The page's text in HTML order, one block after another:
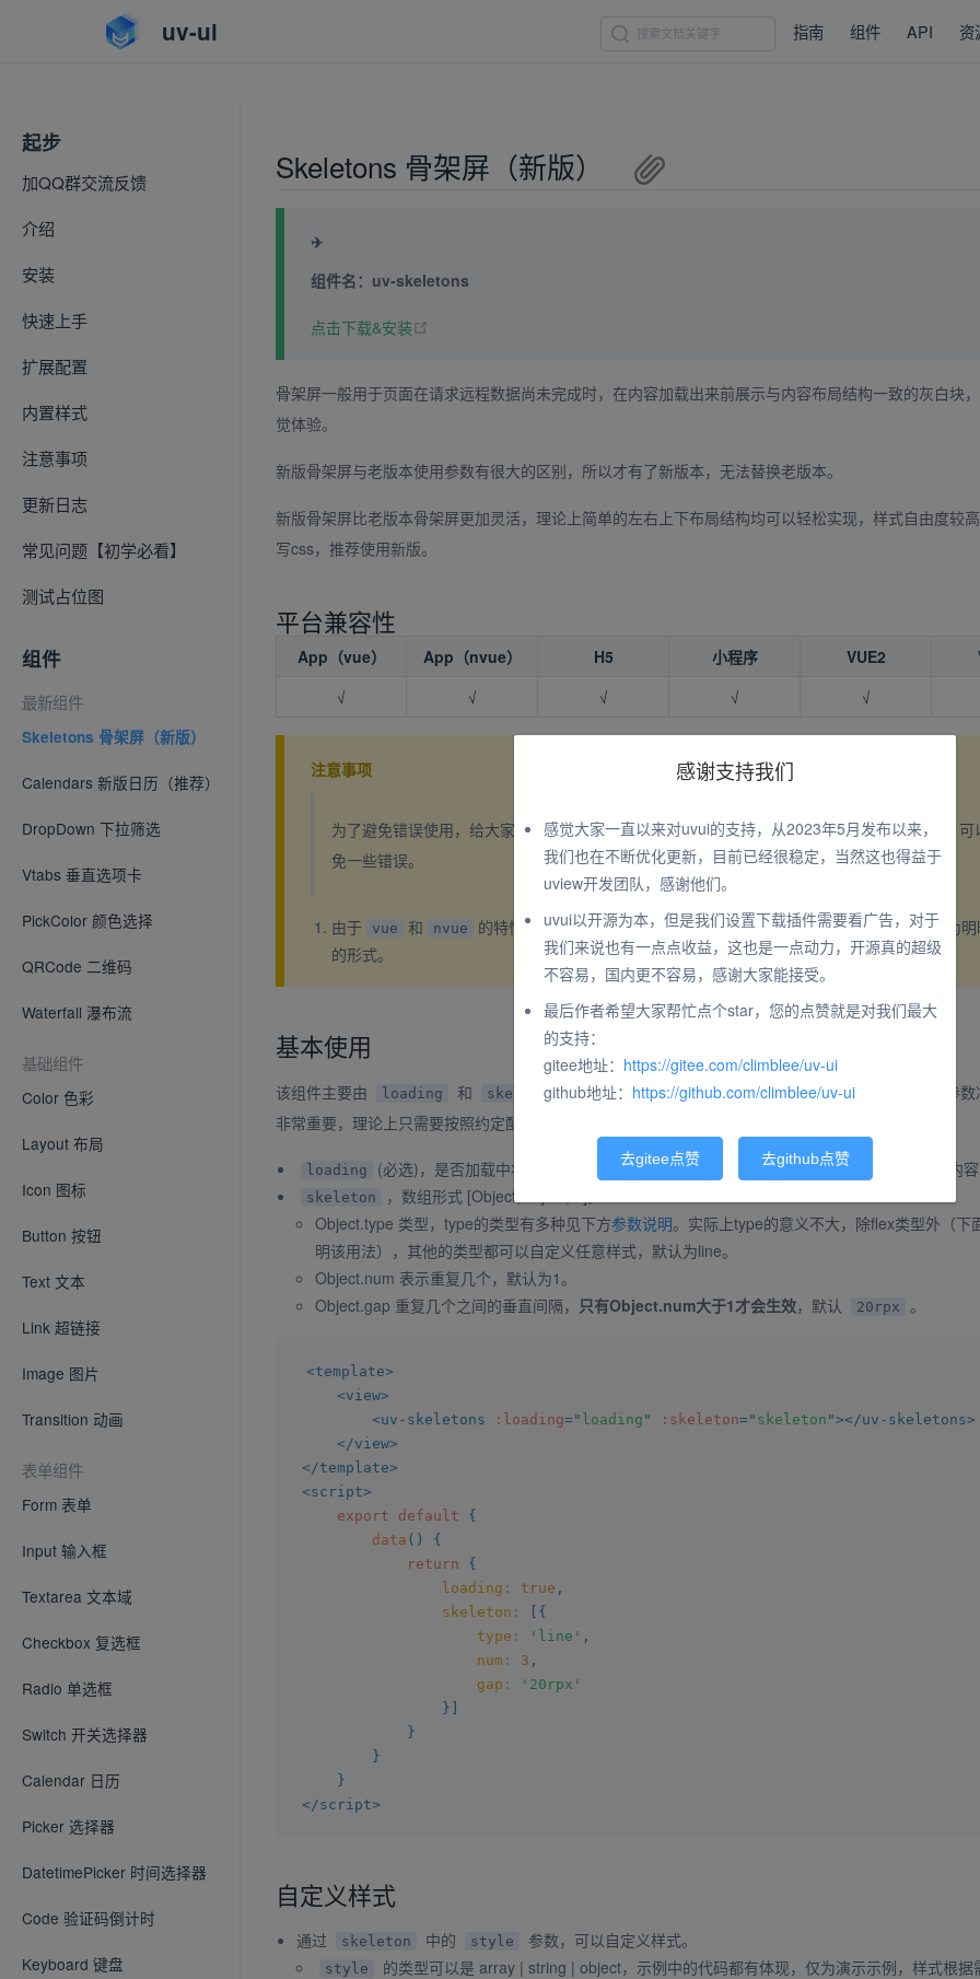
uv-ui 指南 组件 API 资
起步
加QQ群交流反馈
介绍
安装
快速上手
扩展配置
内置样式
注意事项
更新日志
常见问题【初学必看】
测试占位图
组件
最新组件
Skeletons 骨架屏（新版）
Calendars 新版日历（推荐）
DropDown 下拉筛选
Vtabs 垂直选项卡
PickColor 颜色选择
QRCode 二维码
Waterfall 瀑布流
基础组件
Color 色彩
Layout 布局
Icon 图标
Button 按钮
Text 文本
Link 超链接
Image 图片
Transition 动画
表单组件
Form 表单
Input 输入框
Textarea 文本域
Checkbox 复选框
Radio 单选框
Switch 开关选择器
Calendar 日历
Picker 选择器
DatetimePicker 时间选择器
Code 验证码倒计时
Keyboard 键盘
Skeletons 骨架屏（新版）
✈
组件名：uv-skeletons
点击下载&安装
骨架屏一般用于页面在请求远程数据尚未完成时，在内容加载出来前展示与内容布局结构一致的灰白块
觉体验。
新版骨架屏与老版本使用参数有很大的区别，所以才有了新版本，无法替换老版本。
新版骨架屏比老版本骨架屏更加灵活，理论上简单的左右上下布局结构均可以轻松实现，样式自由度较
写css，推荐使用新版。
平台兼容性
App（vue） App（nvue） H5 小程序 VUE2
√
√ √ √ √
注意事项
为了避免错误使用，给大家带来不好的开发体验，请在使用组件前仔细阅读下面的注意事项，可
免一些错误。
由于 vue 和 nvue 的特性不同，组件动画在 vue 上为由左到右变化形式，在 nvue 上为
的形式。
基本使用
该组件主要由 loading 和 skeleton 两个参数控制，骨架屏的具体内容由 skeleton
中的参
非常重要，理论上只需要按照约定配置好该参数，就可以实现想要的结构，如下：
loading (必选)，是否加载中状态，如果为 true 则显示骨架屏组件占位，否则显示插槽中的内容
skeleton
，数组形式 [Object,Object,...]。
Object.type 类型，type的类型有多种见下方参数说明。实际上type的意义不大，除flex类型外（下
明该用法），其他的类型都可以自定义任意样式，默认为line。
Object.num 表示重复几个，默认为1。
Object.gap 重复几个之间的垂直间隔， 只有Object.num大于1才会生效，默认 20rpx 。
<template>
<view>
<uv-skeletons :loading=" loading " :skeleton=" skeleton "></uv-skeletons>
</view>
</template>
<script>
export
default
{
data ( )
{
return
{
loading : true ,
skeleton :
{
type : 'line' ,
num : 3 ,
gap :
'20rpx'
}
}
}
}
</script>
自定义样式
通过 skeleton 中的 style 参数，可以自定义样式。
style
的类型可以是 array | string | object，示例中的代码都有体现，仅为演示示例，样式根据
感谢支持我们
感觉大家一直以来对uvui的支持，从2023年5月发布以来，
我们也在不断优化更新，目前已经很稳定，当然这也得益于
uview开发团队，感谢他们。
uvui以开源为本，但是我们设置下载插件需要看广告，对于
我们来说也有一点点收益，这也是一点动力，开源真的超级
不容易，国内更不容易，感谢大家能接受。
最后作者希望大家帮忙点个star，您的点赞就是对我们最大
的支持：
gitee地址： https://gitee.com/climblee/uv-ui
github地址： https://github.com/climblee/uv-ui
去gitee点赞 去github点赞